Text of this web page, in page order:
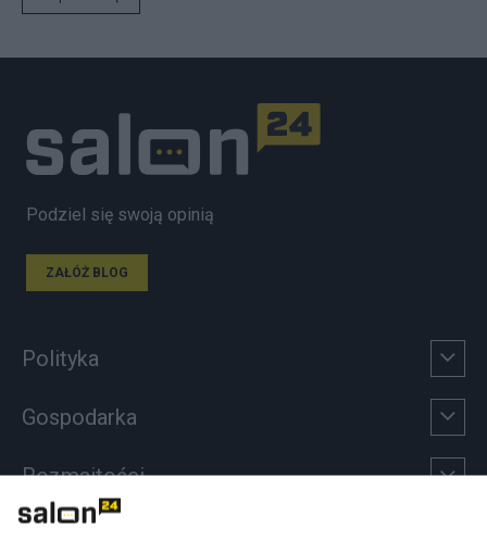
Podziel się swoją opinią
ZAŁÓŻ BLOG
Polityka
Gospodarka
Rozmaitości